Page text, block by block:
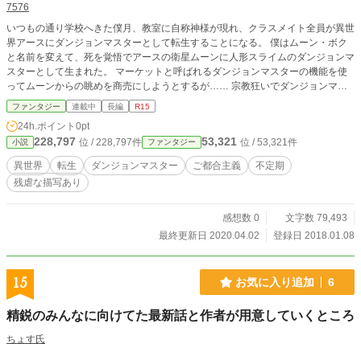
7576
いつもの通り学校へきた僕月、教室に自称神様が現れ、クラスメイト全員が異世
界アースにダンジョンマスターとして転生することになる。 僕はムーン・ボク
と名前を変えて、死を覚悟でアースの衛星ムーンに人形スライムのダンジョンマ
スターとして生まれた。 マーケットと呼ばれるダンジョンマスターの機能を使
ってムーンからの眺めを商売にしようとするが…… 宗教狂いでダンジョンマス
ターの殲滅を叫ぶハイエルフ達や騒動を巻き起こす元クラスメイト達、争いをや
められないアースの人々、そして第二の衛星ムシュガルドの存在を知る。 次第
に巻き込まれ始めたボクはこの過酷な世界で気に入った者たちを支援できるだろ
うか？
ファンタジー 連載中 長編 R15
24h.ポイント 0pt
小説 228,797 位 / 228,797件 ファンタジー 53,321 位 / 53,321件
異世界 転生 ダンジョンマスター ご都合主義
不定期
残虐な描写あり
感想数 0
文字数 79,493
最終更新日 2020.04.02
登録日 2018.01.08
15 お気に入り追加 6
精鋭のみんなに向けてた最新話と作者が用意していくところ
ちょす氏